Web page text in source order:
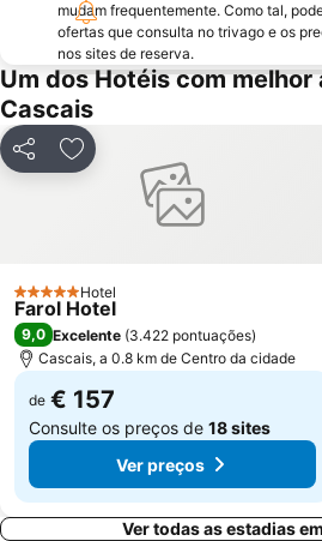
Chiado
Alvalade
Gare do Oriente
Centro
Centro Colombo
Wonderland Lisboa
Praia da Ribeira do Cavalo
KidZania
Parque Natural Sintra-Cascais
mudam frequentemente. Como tal,
ofertas que consulta no trivago e os
nos sites de reserva.
Um dos Hotéis com melhor
Cascais
PartilharAdicionar aos favoritos
5 EstrelasHotel
Farol Hotel
9,0 Excelente (3.422 pontuações)
Cascais, a 0.8 km de Centro da cidade
de € 157
Consulte os preços de 18 sites
Ver preços
Ver todas as estadias